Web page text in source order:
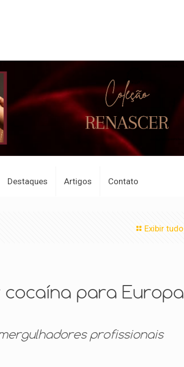
Destaques Artigos Contato
Exibir tudo
para Europa
profissionais